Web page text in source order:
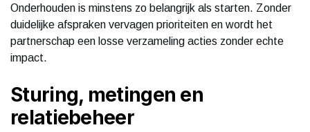
Onderhouden is minstens zo belangrijk als starten. Zonder
duidelijke afspraken vervagen prioriteiten en wordt het
partnerschap een losse verzameling acties zonder echte
impact.
Sturing, metingen en
relatiebeheer